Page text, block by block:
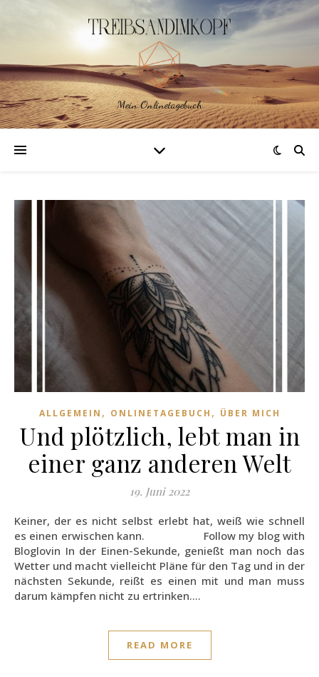
Mein Onlinetagebuch
ALLGEMEIN , ONLINETAGEBUCH , ÜBER MICH
Und plötzlich, lebt man in
einer ganz anderen Welt
19. Juni 2022
Keiner, der es nicht selbst erlebt hat, weiß wie schnell
es einen erwischen kann. Follow my blog with
Bloglovin In der Einen-Sekunde, genießt man noch das
Wetter und macht vielleicht Pläne für den Tag und in der
nächsten Sekunde, reißt es einen mit und man muss
darum kämpfen nicht zu ertrinken.…
READ MORE